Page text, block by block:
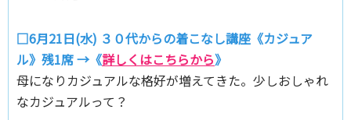
□6月21日(水) ３０代からの着こなし講座《カジュア
ル》残1席 →《詳しくはこちらから》
母になりカジュアルな格好が増えてきた。少しおしゃれ
なカジュアルって？